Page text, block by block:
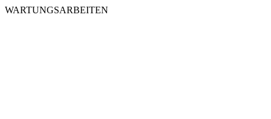
WARTUNGSARBEITEN